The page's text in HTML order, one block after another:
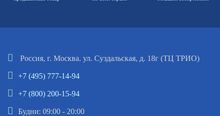
Россия, г. Москва. ул. Суздальская, д. 18г (ТЦ ТРИО)
+7 (495) 777-14-94
+7 (800) 200-15-94
Будни: 09:00 - 20:00